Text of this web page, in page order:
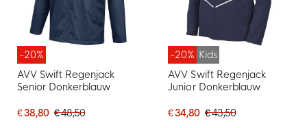
-20%
AVV Swift Regenjack
Senior Donkerblauw
€ 38,80 € 48,50
-20% Kids
AVV Swift Regenjack
Junior Donkerblauw
€ 34,80 € 43,50